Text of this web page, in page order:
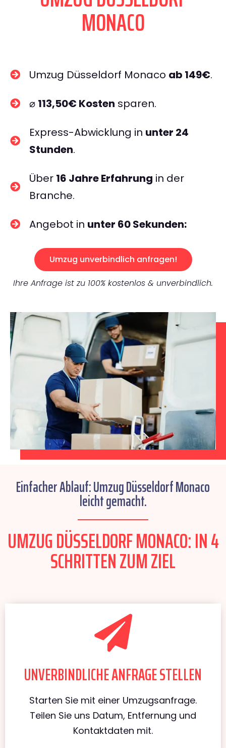
MONACO
Umzug Düsseldorf Monaco ab 149€.
⌀ 113,50€ Kosten sparen.
Express-Abwicklung in unter 24
Stunden.
Über 16 Jahre Erfahrung in der
Branche.
Angebot in unter 60 Sekunden:
Umzug unverbindlich anfragen!
Ihre Anfrage ist zu 100% kostenlos & unverbindlich.
Einfacher Ablauf: Umzug Düsseldorf Monaco
leicht gemacht.
UMZUG DÜSSELDORF MONACO: IN 4
SCHRITTEN ZUM ZIEL
UNVERBINDLICHE ANFRAGE STELLEN
Starten Sie mit einer Umzugsanfrage.
Teilen Sie uns Datum, Entfernung und
Kontaktdaten mit.